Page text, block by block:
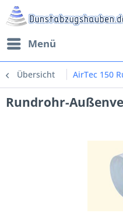
Menü
Übersicht AirTec 150
Rundrohr-